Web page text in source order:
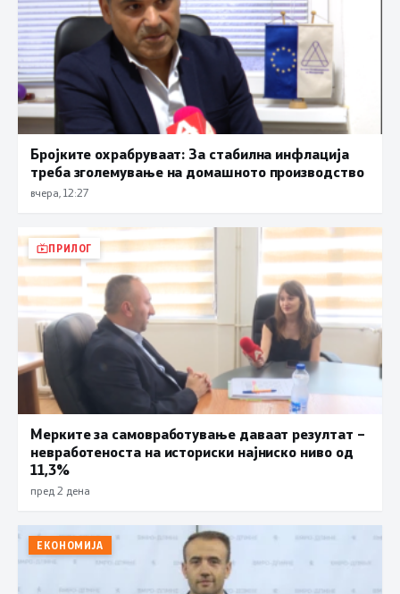
Бројките охрабруваат: За стабилна инфлација
треба зголемување на домашното производство
вчера, 12:27
ПРИЛОГ
Мерките за самовработување даваат резултат –
невработеноста на историски најниско ниво од
11,3%
пред 2 дена
ЕКОНОМИЈА